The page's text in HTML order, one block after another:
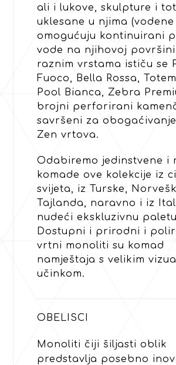
ali i lukove, skulpture i
uklesane u njima
omogućuju kontinuirani
vode na njihovoj
raznim vrstama ističu se
Fuoco, Bella Rossa,
Pool Bianca, Zebra
brojni perforirani
savršeni za
Zen vrtova.
Odabiremo jedinstvene i
komade ove kolekcije iz
svijeta, iz Turske,
Tajlanda, naravno i iz
nudeći ekskluzivnu
Dostupni i prirodni i
vrtni monoliti su komad
namještaja s velikim
učinkom.
OBELISCI
Monoliti čiji šiljasti oblik
predstavlja posebno